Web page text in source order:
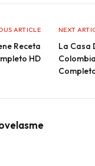
ARTICLE
Receta
HD
NEXT
La Casa